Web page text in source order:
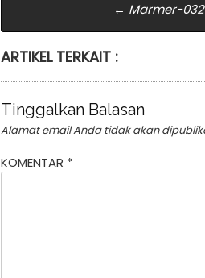
navigation
← Marmer-032
ARTIKEL TERKAIT :
Tinggalkan Balasan
Alamat email Anda tidak akan
KOMENTAR *